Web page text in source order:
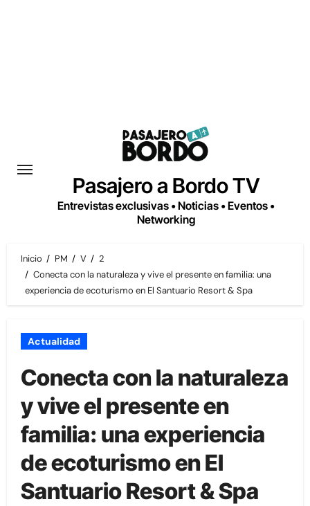
Pasajero a Bordo TV
Entrevistas exclusivas • Noticias • Eventos •
Networking
Inicio PM V
2
Conecta con la naturaleza y vive el presente en familia: una
experiencia de ecoturismo en El Santuario Resort & Spa
Actualidad
Conecta con la naturaleza
y vive el presente en
familia: una experiencia
de ecoturismo en El
Santuario Resort & Spa